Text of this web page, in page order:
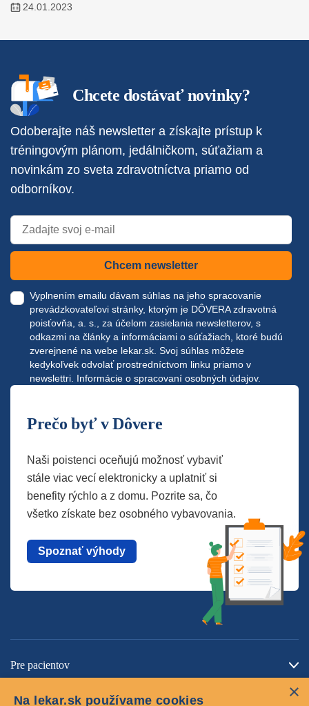
24.01.2023
Chcete dostávať novinky?
Odoberajte náš newsletter a získajte prístup k
tréningovým plánom, jedálničkom, súťažiam a
novinkám zo sveta zdravotníctva priamo od
odborníkov.
Chcem newsletter
Vyplnením emailu dávam súhlas na jeho spracovanie
prevádzkovateľovi stránky, ktorým je DÔVERA zdravotná
poisťovňa, a. s., za účelom zasielania newsletterov, s
odkazmi na články a informáciami o súťažiach, ktoré budú
zverejnené na webe lekar.sk . Svoj súhlas môžete
kedykoľvek odvolať prostredníctvom linku priamo v
newslettri. Informácie o spracovaní osobných údajov.
Prečo byť v Dôvere
Naši poistenci oceňujú možnosť vybaviť
stále viac vecí elektronicky a uplatniť si
benefity rýchlo a z domu. Pozrite sa, čo
všetko získate bez osobného vybavovania.
Spoznať výhody
Pre pacientov
×
Na lekar.sk používame cookies